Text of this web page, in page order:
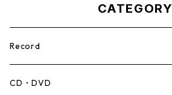
CATEGORY
Record
Mento,Calypso,Ballad
CD・DVD